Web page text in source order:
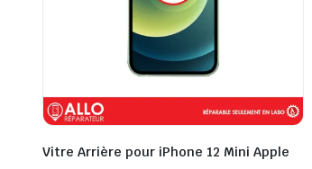
Vitre Arrière pour iPhone 12 Mini Apple